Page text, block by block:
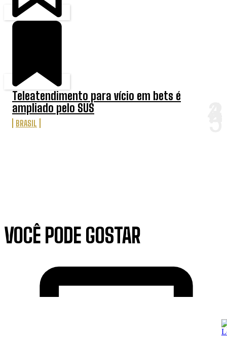
Teleatendimento para vício em bets é
ampliado pelo SUS
BRASIL
VOCÊ PODE GOSTAR